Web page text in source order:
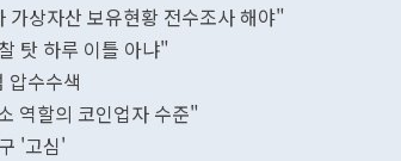
상자산 보유현황 전수조사 해야"
탓 하루 이틀 아냐"
압수수색
역할의 코인업자 수준"
'고심'